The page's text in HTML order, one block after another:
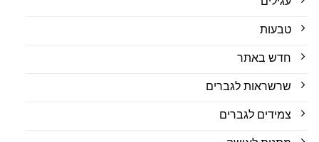
טבעות
חדש באתר
שרשראות לגברים
צמידים לגברים